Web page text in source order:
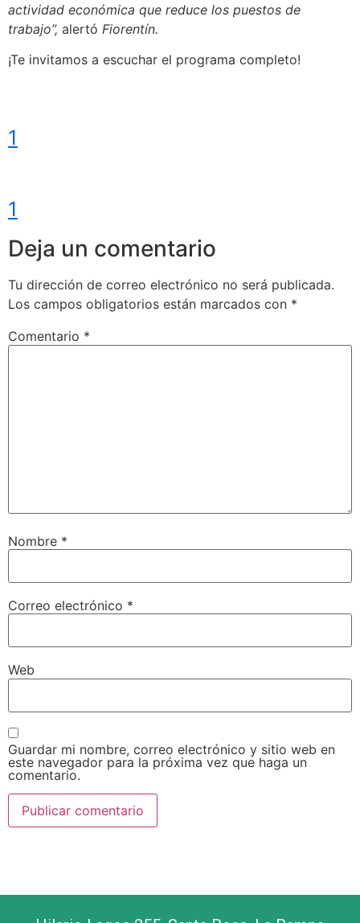
actividad económica que reduce los puestos de
trabajo”, alertó Fiorentín.
¡Te invitamos a escuchar el programa completo!
1
1
Deja un comentario
Tu dirección de correo electrónico no será publicada.
Los campos obligatorios están marcados con *
Comentario *
Nombre *
Correo electrónico *
Web
Guardar mi nombre, correo electrónico y sitio web en
este navegador para la próxima vez que haga un
comentario.